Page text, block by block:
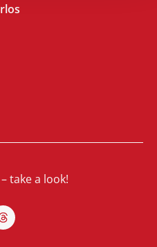
take a look!